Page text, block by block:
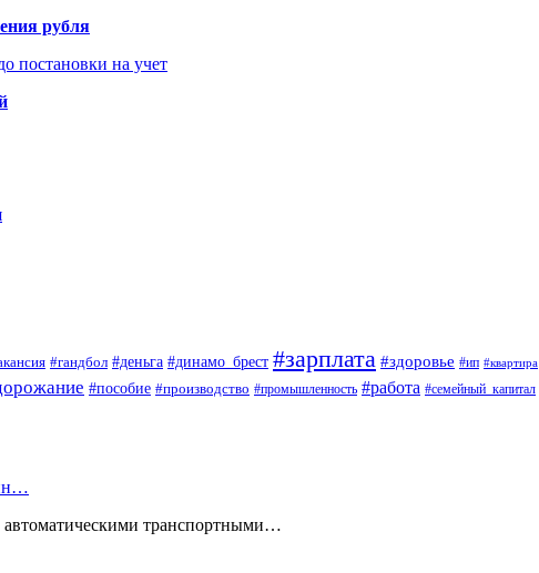
рубля
постановки на учет
#гандбол #деньга #динамо_брест #зарплата #здоровье #ип #квартира
#пособие #производство #промышленность #работа #семейный_капитал
автоматическими транспортными…